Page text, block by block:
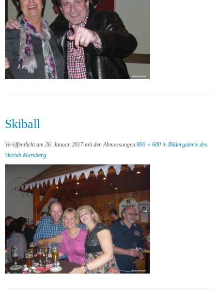
Skiball
Veröffentlicht am 26. Januar 2017mit den Abmessungen 800 × 600 in Bildergalerie des
Skiclub Marsberg.